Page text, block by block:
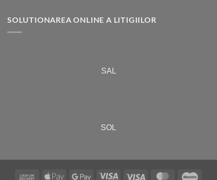
SOLUTIONAREA ONLINE A LITIGIILOR
SAL
SOL
Cash Apple Google Visa Visa MasterCard